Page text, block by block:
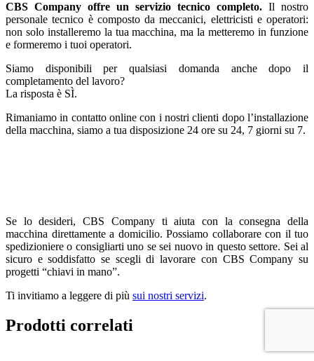
CBS Company offre un servizio tecnico completo. Il nostro
personale tecnico è composto da meccanici, elettricisti e operatori:
non solo installeremo la tua macchina, ma la metteremo in funzione
e formeremo i tuoi operatori.
Siamo disponibili per qualsiasi domanda anche dopo il
completamento del lavoro?
La risposta è SÌ.
Rimaniamo in contatto online con i nostri clienti dopo l’installazione
della macchina, siamo a tua disposizione 24 ore su 24, 7 giorni su 7.
Se lo desideri, CBS Company ti aiuta con la consegna della
macchina direttamente a domicilio. Possiamo collaborare con il tuo
spedizioniere o consigliarti uno se sei nuovo in questo settore. Sei al
sicuro e soddisfatto se scegli di lavorare con CBS Company su
progetti “chiavi in mano”.
Ti invitiamo a leggere di più sui nostri servizi.
Prodotti correlati